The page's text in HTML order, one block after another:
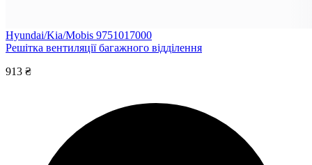
Hyundai/Kia/Mobis 9751017000
Решітка вентиляції багажного відділення
913 ₴